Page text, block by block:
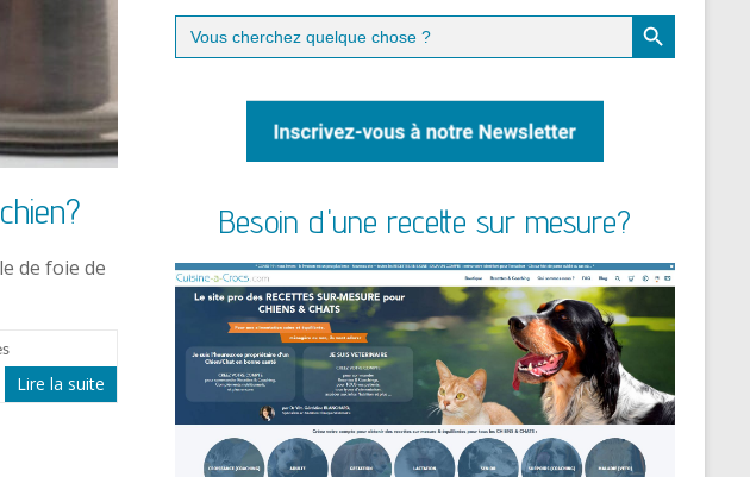
de foie de
Lire la suite
Search
for:
Search Button
Besoin d'une recette sur mesure?